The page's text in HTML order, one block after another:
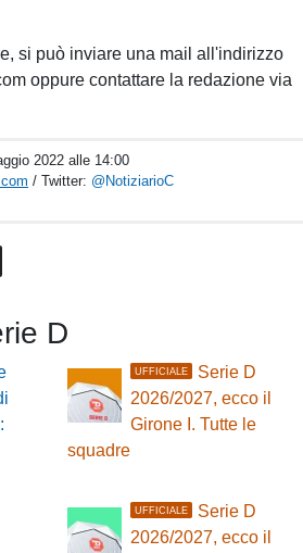
si può inviare una mail all'indirizzo
oppure contattare la redazione via
2022 alle 14:00
/ Twitter: @NotiziarioC
D
UFFICIALE
Serie D
2026/2027, ecco il
Girone I. Tutte le
squadre
UFFICIALE
Serie D
2026/2027, ecco il